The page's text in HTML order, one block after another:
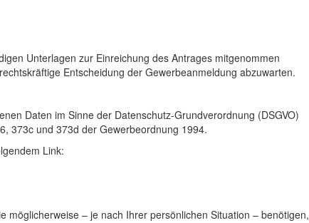
Unterlagen zur Einreichung des Antrages mitgenommen
Entscheidung der Gewerbeanmeldung abzuwarten.
Daten im Sinne der Datenschutz-Grundverordnung (DSGVO)
373c und 373d der Gewerbeordnung 1994.
Link:
– je nach Ihrer persönlichen Situation – benötigen,